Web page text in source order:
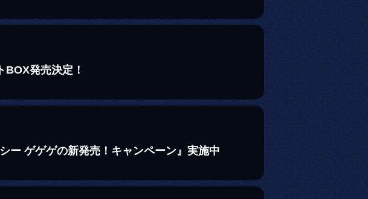
発売決定！
ー ゲゲゲの新発売！キャンペーン』実施中